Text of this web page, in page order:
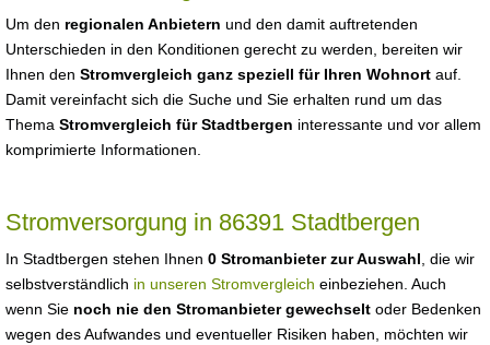
Um den regionalen Anbietern und den damit auftretenden
Unterschieden in den Konditionen gerecht zu werden, bereiten wir
Ihnen den Stromvergleich ganz speziell für Ihren Wohnort auf.
Damit vereinfacht sich die Suche und Sie erhalten rund um das
Thema Stromvergleich für Stadtbergen interessante und vor allem
komprimierte Informationen.
Stromversorgung in 86391 Stadtbergen
In Stadtbergen stehen Ihnen 0 Stromanbieter zur Auswahl , die wir
selbstverständlich in unseren Stromvergleich einbeziehen. Auch
wenn Sie noch nie den Stromanbieter gewechselt oder Bedenken
wegen des Aufwandes und eventueller Risiken haben, möchten wir